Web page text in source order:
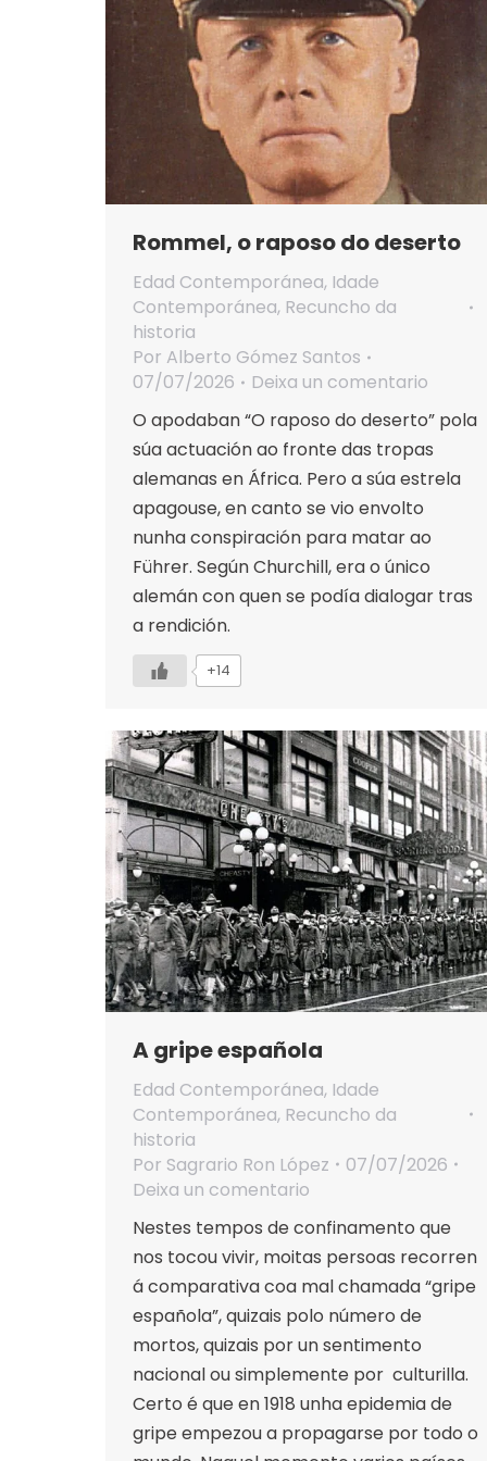
Rommel, o raposo do deserto
Edad Contemporánea, Idade
Contemporánea, Recuncho da
historia
Por Alberto Gómez Santos
07/07/2026
Deixa un comentario
O apodaban “O raposo do deserto” pola
súa actuación ao fronte das tropas
alemanas en África. Pero a súa estrela
apagouse, en canto se vio envolto
nunha conspiración para matar ao
Führer. Según Churchill, era o único
alemán con quen se podía dialogar tras
a rendición.
+14
A gripe española
Edad Contemporánea, Idade
Contemporánea, Recuncho da
historia
Por Sagrario Ron López
07/07/2026
Deixa un comentario
Nestes tempos de confinamento que
nos tocou vivir, moitas persoas recorren
á comparativa coa mal chamada “gripe
española”, quizais polo número de
mortos, quizais por un sentimento
nacional ou simplemente por culturilla.
Certo é que en 1918 unha epidemia de
gripe empezou a propagarse por todo o